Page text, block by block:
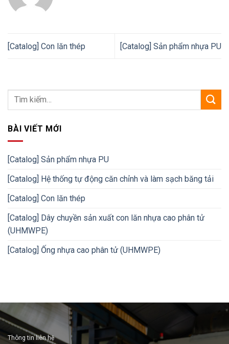
[Catalog] Con lăn thép [Catalog] Sản phẩm nhựa PU
BÀI VIẾT MỚI
[Catalog] Sản phẩm nhựa PU
[Catalog] Hệ thống tự động căn chỉnh và làm sạch băng tải
[Catalog] Con lăn thép
[Catalog] Dây chuyền sản xuất con lăn nhựa cao phân tử
(UHMWPE)
[Catalog] Ống nhựa cao phân tử (UHMWPE)
Thông tin liên hệ